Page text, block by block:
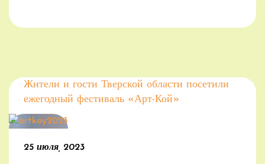
Жители и гости Тверской области посетили
ежегодный фестиваль «Арт-Кой»
25 июля, 2023